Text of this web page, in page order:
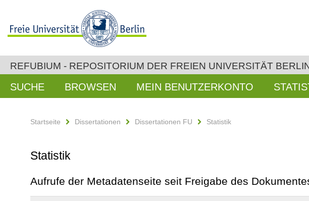
REFUBIUM - REPOSITORIUM DER FREIEN UNIVERSITÄT
SUCHE BROWSEN MEIN BENUTZERKONTO
Startseite Dissertationen Dissertationen FU Statistik
Statistik
Aufrufe der Metadatenseite seit Freigabe des